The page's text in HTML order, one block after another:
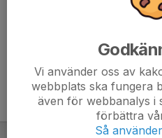
Vi använder oss av
webbplats ska fungera
även för webbanalys i
förbättra
Så